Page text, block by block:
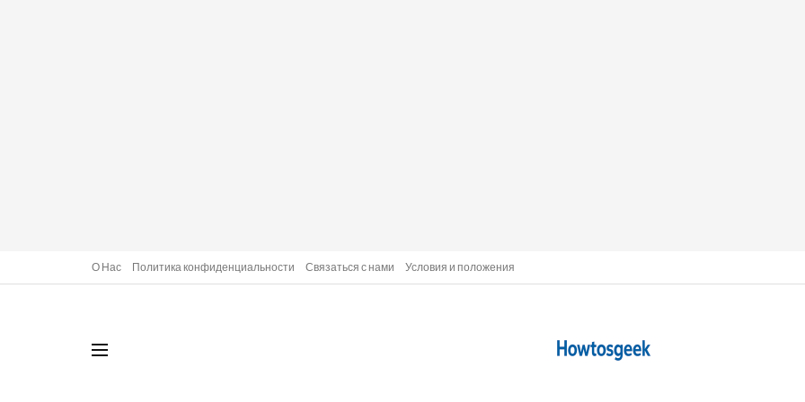
О Нас Политика конфиденциальности Связаться с нами Условия и положения